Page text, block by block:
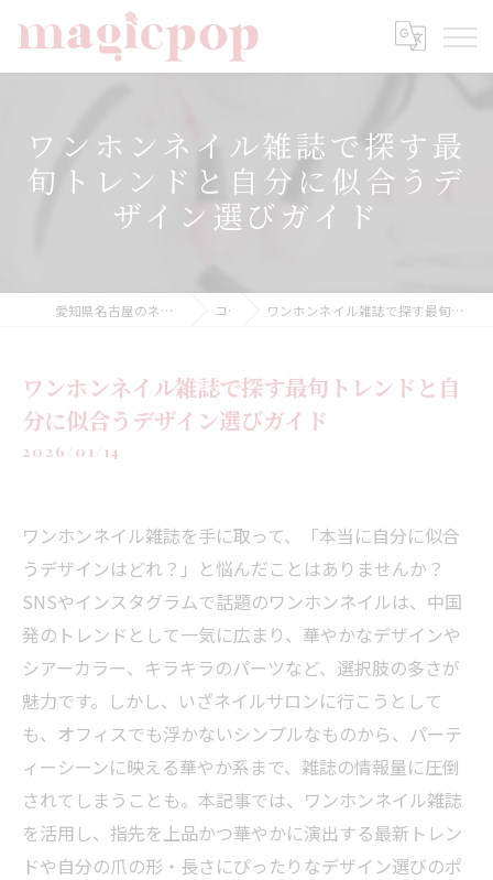
ワンホンネイル雑誌で探す最
旬トレンドと自分に似合うデ
ザイン選びガイド
愛知県名古屋のネイルならnailsalon magicpop コラム ワンホンネイル雑誌で探す最旬トレンドと自分に似合うデザイン選びガイド
ワンホンネイル雑誌で探す最旬トレンドと自
分に似合うデザイン選びガイド
2026/01/14
ワンホンネイル雑誌を手に取って、「本当に自分に似合
うデザインはどれ？」と悩んだことはありませんか？
SNSやインスタグラムで話題のワンホンネイルは、中国
発のトレンドとして一気に広まり、華やかなデザインや
シアーカラー、キラキラのパーツなど、選択肢の多さが
魅力です。しかし、いざネイルサロンに行こうとして
も、オフィスでも浮かないシンプルなものから、パーテ
ィーシーンに映える華やか系まで、雑誌の情報量に圧倒
されてしまうことも。本記事では、ワンホンネイル雑誌
を活用し、指先を上品かつ華やかに演出する最新トレン
ドや自分の爪の形・長さにぴったりなデザイン選びのポ